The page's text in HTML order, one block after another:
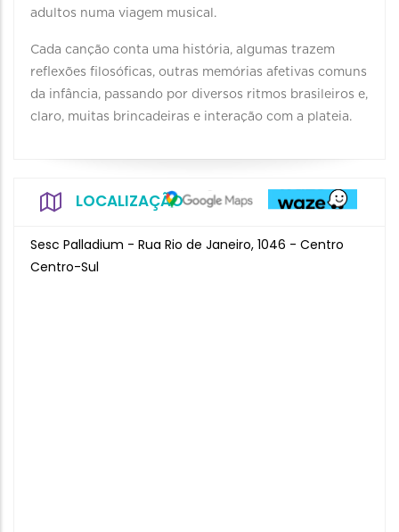
adultos numa viagem musical.
Cada canção conta uma história, algumas trazem
reflexões filosóficas, outras memórias afetivas comuns
da infância, passando por diversos ritmos brasileiros e,
claro, muitas brincadeiras e interação com a plateia.
LOCALIZAÇÃO
Sesc Palladium - Rua Rio de Janeiro, 1046 - Centro
Centro-Sul